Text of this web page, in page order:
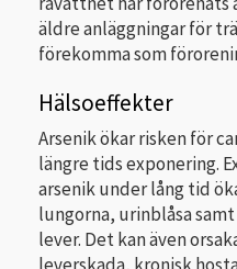
äldre anläggningar för
förekomma som
Hälsoeffekter
Arsenik ökar risken för
längre tids exponering.
arsenik under lång tid
lungorna, urinblåsa
lever. Det kan även